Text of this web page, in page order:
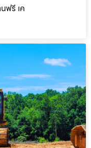
ฟรี เค